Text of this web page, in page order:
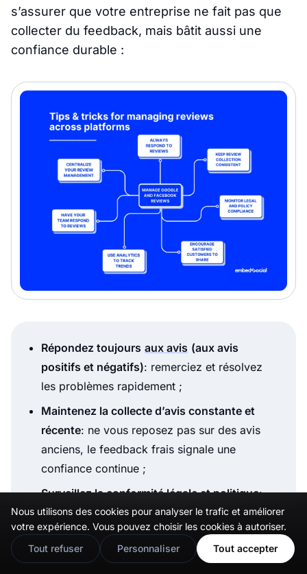
s’assurer que votre entreprise ne fait pas que
collecter du feedback, mais bâtit aussi une
confiance durable :
Répondez toujours aux avis (aux avis
positifs et négatifs): remerciez et résolvez
les problèmes rapidement ;
Maintenez la collecte d’avis constante et
récente: ne vous reposez pas sur des avis
anciens, le feedback frais signale une
confiance continue ;
Surveillez la conformité légale et politique:
évitez les avis filtrés ou de ne solliciter que
les clients heureux puisque la transparence
renforce la crédibilité ;
Nous utilisons des cookies pour analyser le trafic et améliorer
votre expérience. Vous pouvez choisir les cookies à autoriser.
Tout refuser
Personnaliser Tout accepter
🇬🇧Would you prefer this site in English?
View in English